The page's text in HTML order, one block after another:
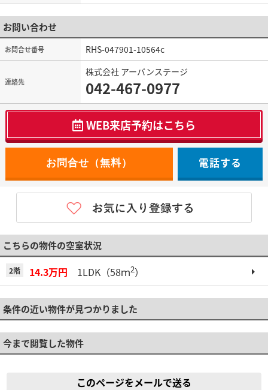
お問い合わせ
お問合せ番号 RHS-047901-10564c
連絡先
株式会社 アーバンステージ
042-467-0977
WEB来店予約はこちら
電話する
こちらの物件の空室状況
2階 14.3万円 1LDK（58ｍ2）
条件の近い物件が見つかりました
今まで閲覧した物件
このページをメールで送る